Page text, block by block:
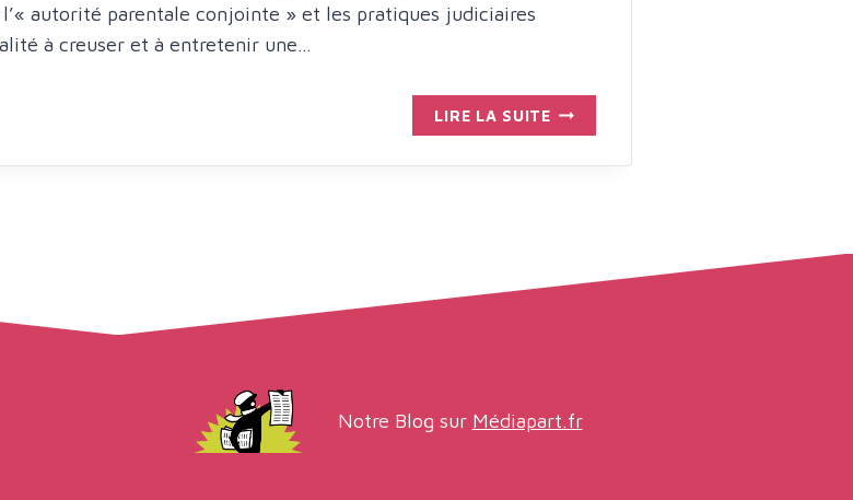
autorité parentale conjointe » et les pratiques judiciaires
à creuser et à entretenir une…
LIRE LA SUITEPROPOSITION
DE
GRENELLE
LA
(2024)
Notre Blog sur Médiapart.fr